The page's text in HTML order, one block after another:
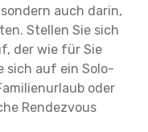
auch darin,
Stellen Sie sich
der wie für Sie
sich auf ein Solo-
oder
Rendezvous